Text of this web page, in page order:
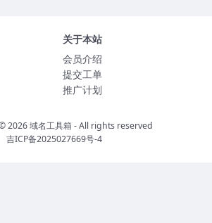
关于本站
会员介绍
提交工单
推广计划
2026域名工具箱 - All rights reserved
吉ICP备2025027669号-4